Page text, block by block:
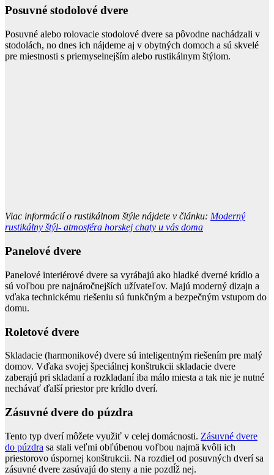
Posuvné stodolové dvere
Posuvné alebo rolovacie stodolové dvere sa pôvodne nachádzali v
stodolách, no dnes ich nájdeme aj v obytných domoch a sú skvelé
pre miestnosti s priemyselnejším alebo rustikálnym štýlom.
Viac informácií o rustikálnom štýle nájdete v článku: Moderný
rustikálny štýl- atmosféra horskej chaty u vás doma
Panelové dvere
Panelové interiérové dvere sa vyrábajú ako hladké dverné krídlo a
sú voľbou pre najnáročnejších užívateľov. Majú moderný dizajn a
vďaka technickému riešeniu sú funkčným a bezpečným vstupom do
domu.
Roletové dvere
Skladacie (harmonikové) dvere sú inteligentným riešením pre malý
domov. Vďaka svojej špeciálnej konštrukcii skladacie dvere
zaberajú pri skladaní a rozkladaní iba málo miesta a tak nie je nutné
nechávať ďalší priestor pre krídlo dverí.
Zásuvné dvere do púzdra
Tento typ dverí môžete využiť v celej domácnosti. Zásuvné dvere
do púzdra sa stali veľmi obľúbenou voľbou najmä kvôli ich
priestorovo úspornej konštrukcii. Na rozdiel od posuvných dverí sa
zásuvné dvere zasúvajú do steny a nie pozdĺž nej.